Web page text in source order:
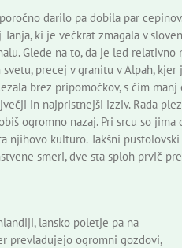
darilo pa dobila par
ki je večkrat zmagala v
Glede na to, da je led
svetu, precej v granitu v Alpah,
brez pripomočkov, s čim manj
in najpristnejši izziv. Rada
ogromno nazaj. Pri srcu so
njihovo kulturo. Takšni
smeri, dve sta sploh prvič
lansko poletje pa na
prevladujejo ogromni gozdovi,